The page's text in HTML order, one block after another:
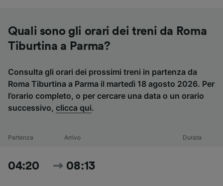
Quali sono gli orari dei treni da Roma
Tiburtina a Parma?
Consulta gli orari dei prossimi treni in partenza da
Roma Tiburtina a Parma il martedì 18 agosto 2026. Per
l’orario completo, o per cercare una data o un orario
successivo, clicca qui.
Partenza Arrivo Durata
04:20 08:13